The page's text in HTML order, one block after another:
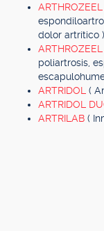
ARTHROZEEL
dolor artrítico )
poliartrosis,
ARTRIDOL (
ARTRIDOL
ARTRILAB (